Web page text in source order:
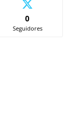
0
Seguidores